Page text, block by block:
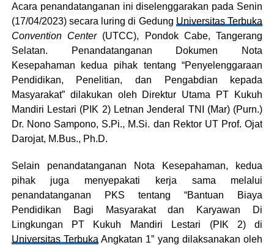
Acara penandatanganan ini diselenggarakan pada Senin
(17/04/2023) secara luring di Gedung Universitas Terbuka
Convention Center(UTCC), Pondok Cabe, Tangerang
Selatan. Penandatanganan Dokumen Nota
Kesepahaman kedua pihak tentang “Penyelenggaraan
Pendidikan, Penelitian, dan Pengabdian kepada
Masyarakat” dilakukan oleh Direktur Utama PT Kukuh
Mandiri Lestari (PIK 2) Letnan Jenderal TNI (Mar) (Purn.)
Dr. Nono Sampono, S.Pi., M.Si. dan Rektor UT Prof. Ojat
Darojat, M.Bus., Ph.D.
Selain penandatanganan Nota Kesepahaman, kedua
pihak juga menyepakati kerja sama melalui
penandatanganan PKS tentang “Bantuan Biaya
Pendidikan Bagi Masyarakat dan Karyawan Di
Lingkungan PT Kukuh Mandiri Lestari (PIK 2) di
Universitas Terbuka Angkatan 1” yang dilaksanakan oleh